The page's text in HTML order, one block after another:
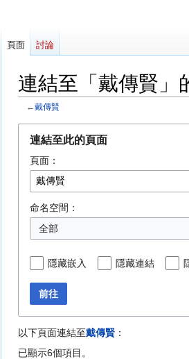
連結至「戴傳賢」
←戴傳賢
連結至此的頁面
頁面：
命名空間：
全部
隱藏嵌入 隱藏連結
前往
以下頁面連結至戴傳賢 ：
已顯示6個項目。
頁面 討論